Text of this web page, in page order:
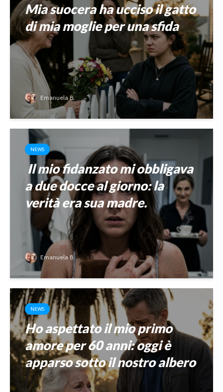
Mia suocera ha ucciso il gatto
di mia moglie per una sfida
Emanuela B.
NEWS
Il mio fidanzato mi obbligava
a due docce al giorno: la
verità era sua madre.
Emanuela B.
NEWS
Ho aspettato il mio primo
amore per 60 anni: oggi è
apparso sotto il nostro albero